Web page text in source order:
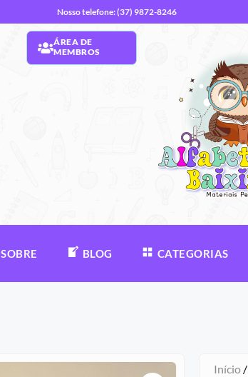
Nosso telefone: (37) 9872-8246
ÁREA DE
MEMBROS
SOBRE BLOG CATEGORIAS
Início/